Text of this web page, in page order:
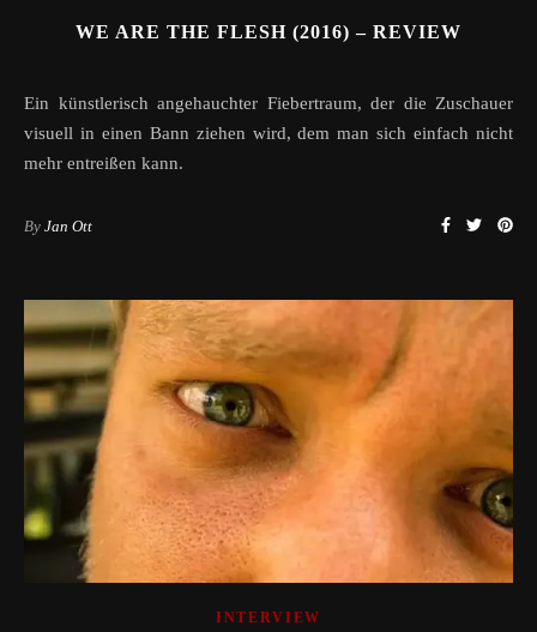
WE ARE THE FLESH (2016) – REVIEW
Ein künstlerisch angehauchter Fiebertraum, der die Zuschauer
visuell in einen Bann ziehen wird, dem man sich einfach nicht
mehr entreißen kann.
By Jan Ott
INTERVIEW